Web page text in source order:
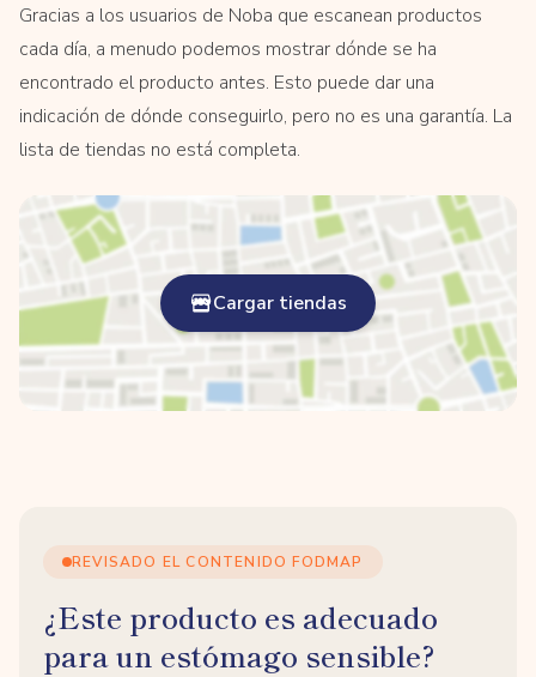
Gracias a los usuarios de Noba que escanean productos
cada día, a menudo podemos mostrar dónde se ha
encontrado el producto antes. Esto puede dar una
indicación de dónde conseguirlo, pero no es una garantía. La
lista de tiendas no está completa.
Cargar tiendas
REVISADO EL CONTENIDO FODMAP
¿Este producto es adecuado
para un estómago sensible?